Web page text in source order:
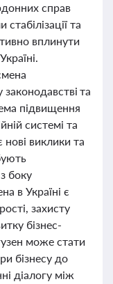
справ
та
вплинути
законодавстві та
підвищення
системі та
нові виклики та
боку
в Україні є
захисту
бізнес-
може стати
бізнесу до
діалогу між